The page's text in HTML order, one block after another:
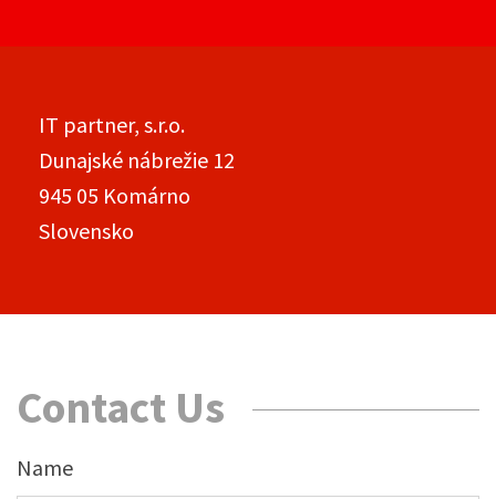
Contact Us
Name
IT partner, s.r.o.
Dunajské nábrežie 12
945 05 Komárno
Slovensko